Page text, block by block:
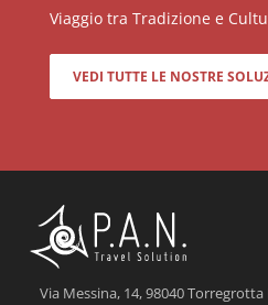
Viaggio tra Tradizione e
VEDI TUTTE LE NOSTRE
Via Messina, 14, 98040 Torregrotta